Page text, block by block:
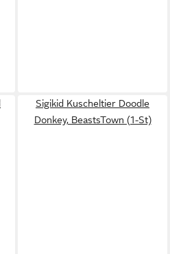
Sigikid Kuscheltier Doodle
Donkey, BeastsTown (1-St)